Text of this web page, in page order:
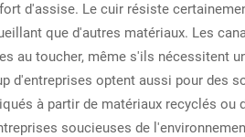
d'assise. Le cuir résiste
que d'autres matériaux. Les
au toucher, même s'ils nécessitent
d'entreprises optent aussi pour des
à partir de matériaux recyclés ou
soucieuses de